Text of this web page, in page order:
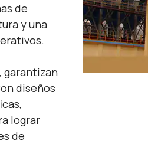
de
y una
garantizan
diseños
lograr
de